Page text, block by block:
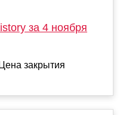
за 4 ноября
закрытия